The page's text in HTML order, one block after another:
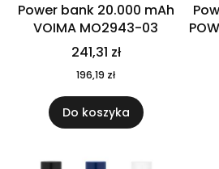
Power bank 20.000 mAh
VOIMA MO2943-03
241,31 zł
196,19 zł
Do koszyka